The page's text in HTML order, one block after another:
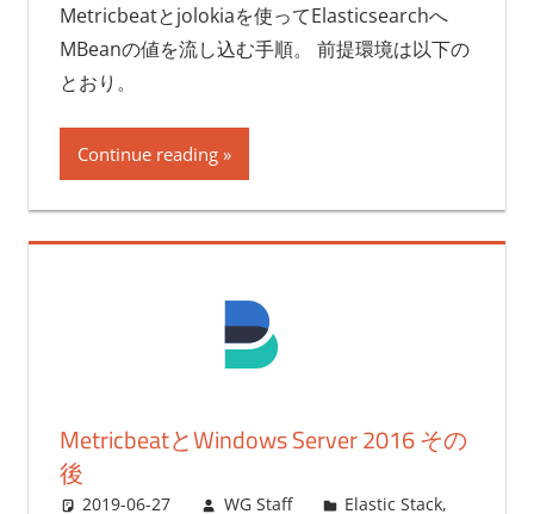
Metricbeatとjolokiaを使ってElasticsearchへ
MBeanの値を流し込む手順。 前提環境は以下の
とおり。
Continue reading
MetricbeatとWindows Server 2016 その
後
2019-06-27 WG Staff Elastic Stack,